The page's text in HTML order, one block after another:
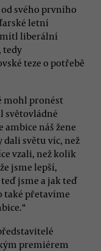
svého prvního
letní
liberální
tedy
teze o potřebě
mohl pronést
světovládné
ambice náš žene
dali světu víc, než
vzali, než kolik
jsme lepší,
jsme a jak teď
také přetavíme
premiérem